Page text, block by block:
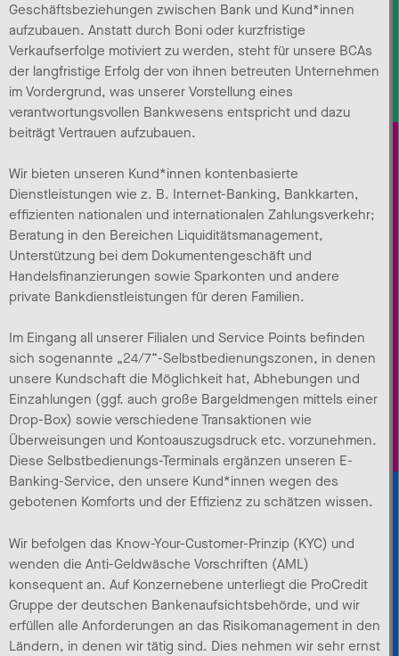
Geschäftsbeziehungen zwischen Bank und Kund*innen
aufzubauen. Anstatt durch Boni oder kurzfristige
Verkaufserfolge motiviert zu werden, steht für unsere BCAs
der langfristige Erfolg der von ihnen betreuten Unternehmen
im Vordergrund, was unserer Vorstellung eines
verantwortungsvollen Bankwesens entspricht und dazu
beiträgt Vertrauen aufzubauen.
Wir bieten unseren Kund*innen kontenbasierte
Dienstleistungen wie z. B. Internet-Banking, Bankkarten,
effizienten nationalen und internationalen Zahlungsverkehr;
Beratung in den Bereichen Liquiditätsmanagement,
Unterstützung bei dem Dokumentengeschäft und
Handelsfinanzierungen sowie Sparkonten und andere
private Bankdienstleistungen für deren Familien.
Im Eingang all unserer Filialen und Service Points befinden
sich sogenannte „24/7“-Selbstbedienungszonen, in denen
unsere Kundschaft die Möglichkeit hat, Abhebungen und
Einzahlungen (ggf. auch große Bargeldmengen mittels einer
Drop-Box) sowie verschiedene Transaktionen wie
Überweisungen und Kontoauszugsdruck etc. vorzunehmen.
Diese Selbstbedienungs-Terminals ergänzen unseren E-
Banking-Service, den unsere Kund*innen wegen des
gebotenen Komforts und der Effizienz zu schätzen wissen.
Wir befolgen das Know-Your-Customer-Prinzip (KYC) und
wenden die Anti-Geldwäsche Vorschriften (AML)
konsequent an. Auf Konzernebene unterliegt die ProCredit
Gruppe der deutschen Bankenaufsichtsbehörde, und wir
erfüllen alle Anforderungen an das Risikomanagement in den
Ländern, in denen wir tätig sind. Dies nehmen wir sehr ernst